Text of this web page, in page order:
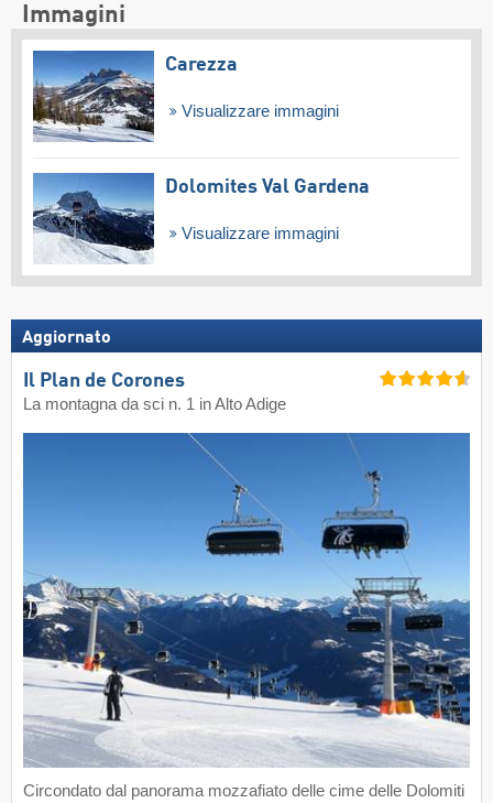
Immagini
Carezza
Visualizzare immagini
Dolomites Val Gardena
Visualizzare immagini
Aggiornato
Il Plan de Corones
La montagna da sci n. 1 in Alto Adige
Circondato dal panorama mozzafiato delle cime delle Dolomiti